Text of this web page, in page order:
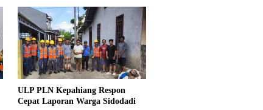
ULP PLN Kepahiang Respon
Cepat Laporan Warga Sidodadi